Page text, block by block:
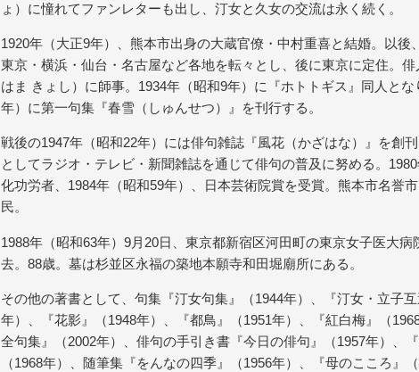
ょ）に憧れてファンレターも出し、汀女と久女の交流は永く続く。
1920年（大正9年）、熊本市出身の大蔵官僚・中村重喜と結婚。以後
東京・横浜・仙台・名古屋など各地を転々とし、後に東京に定住。
はま きょし）に師事。1934年（昭和9年）に『ホトトギス』同人とな
年）に第一句集『春雪（しゅんせつ）』を刊行する。
戦後の1947年（昭和22年）には俳句雑誌『風花（かざはな）』を創
としてラジオ・テレビ・新聞雑誌を通じて俳句の普及に努める。
化功労者、1984年（昭和59年）、日本芸術院賞を受賞。熊本市名誉
民。
1988年（昭和63年）9月20日、東京都新宿区河田町の東京女子医大病
去。88歳。墓は杉並区永福の築地本願寺和田堀廟所にある。
その他の著書として、句集『汀女句集』（1944年）、『汀女・立子
年）、『花影』（1948年）、『都鳥』（1951年）、『紅白梅』（
全句集』（2002年）、俳句の手引き書『今日の俳句』（1957年）、『
（1968年）、随筆集『をんなの四季』（1956年）、『母のこころ』